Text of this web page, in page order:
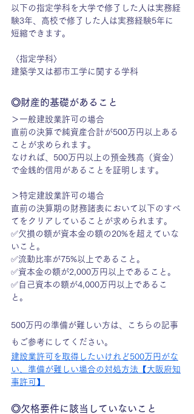
以下の指定学科を大学で修了した人は実務経
験3年、高校で修了した人は実務経験5年に
短縮できます。
〈指定学科〉
建築学又は都市工学に関する学科
◎財産的基礎があること
＞一般建設業許可の場合
直前の決算で純資産合計が500万円以上ある
ことが求められます。
なければ、500万円以上の預金残高（資金）
で金銭的信用があることを証明します。
＞特定建設業許可の場合
直前の決算期の財務諸表において以下のすべ
てをクリアしていることが求められます。
✅欠損の額が資本金の額の20%を超えていな
いこと。
✅流動比率が75%以上であること。
✅資本金の額が2,000万円以上であること。
✅自己資本の額が4,000万円以上であるこ
と。
500万円の準備が難しい方は、こちらの記事
もご参考にしてください。
建設業許可を取得したいけれど500万円がな
い、準備が難しい場合の対処方法【大阪府知
事許可】
◎欠格要件に該当していないこと